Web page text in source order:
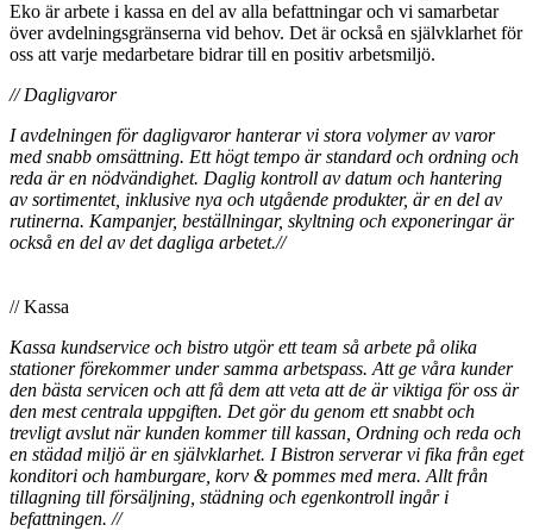
Eko är arbete i kassa en del av alla befattningar och vi samarbetar
över avdelningsgränserna vid behov. Det är också en självklarhet för
oss att varje medarbetare bidrar till en positiv arbetsmiljö.
// Dagligvaror
I avdelningen för dagligvaror hanterar vi stora volymer av varor
med snabb omsättning. Ett högt tempo är standard och ordning och
reda är en nödvändighet. Daglig kontroll av datum och hantering
av sortimentet, inklusive nya och utgående produkter, är en del av
rutinerna. Kampanjer, beställningar, skyltning och exponeringar är
också en del av det dagliga arbetet.//
// Kassa
Kassa kundservice och bistro utgör ett team så arbete på olika
stationer förekommer under samma arbetspass. Att ge våra kunder
den bästa servicen och att få dem att veta att de är viktiga för oss är
den mest centrala uppgiften. Det gör du genom ett snabbt och
trevligt avslut när kunden kommer till kassan, Ordning och reda och
en städad miljö är en självklarhet. I Bistron serverar vi fika från eget
konditori och hamburgare, korv & pommes med mera. Allt från
tillagning till försäljning, städning och egenkontroll ingår i
befattningen. //